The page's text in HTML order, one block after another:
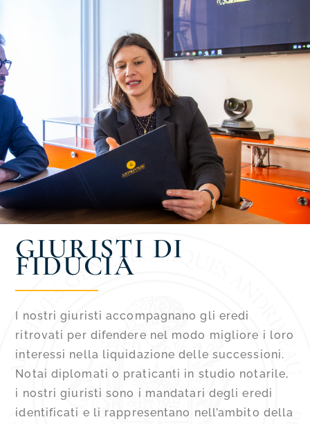
GIURISTI DI
FIDUCIA
I nostri giuristi accompagnano gli eredi
ritrovati per difendere nel modo migliore i loro
interessi nella liquidazione delle successioni.
Notai diplomati o praticanti in studio notarile,
i nostri giuristi sono i mandatari degli eredi
identificati e li rappresentano nell’ambito della